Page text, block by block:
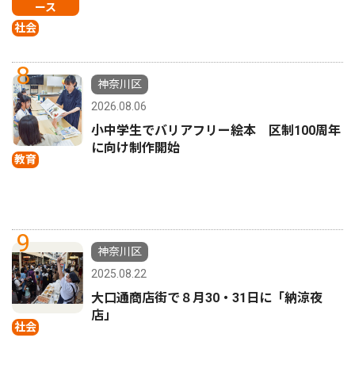
ース
社会
8
教育
神奈川区
2026.08.06
小中学生でバリアフリー絵本 区制100周年
に向け制作開始
9
社会
神奈川区
2025.08.22
大口通商店街で８月30・31日に「納涼夜
店」